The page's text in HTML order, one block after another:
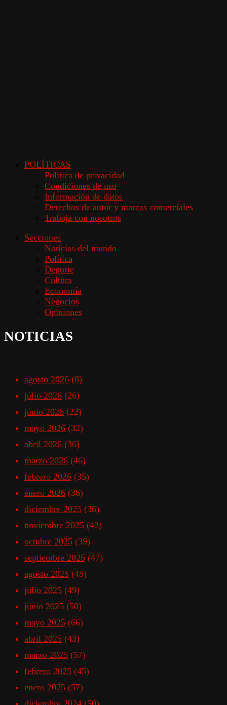
POLÍTICAS
Política de privacidad
Condiciones de uso
Información de datos
Derechos de autor y marcas comerciales
Trabaja con nosotros
Secciones
Noticias del mundo
Política
Deporte
Cultura
Economía
Negocios
Opiniones
NOTICIAS
agosto 2026 (8)
julio 2026 (26)
junio 2026 (22)
mayo 2026 (32)
abril 2026 (36)
marzo 2026 (46)
febrero 2026 (35)
enero 2026 (36)
diciembre 2025 (36)
noviembre 2025 (42)
octubre 2025 (39)
septiembre 2025 (47)
agosto 2025 (45)
julio 2025 (49)
junio 2025 (50)
mayo 2025 (66)
abril 2025 (43)
marzo 2025 (57)
febrero 2025 (45)
enero 2025 (57)